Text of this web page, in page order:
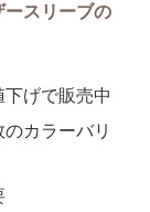
スリーブの
げで販売中
カラーバリ